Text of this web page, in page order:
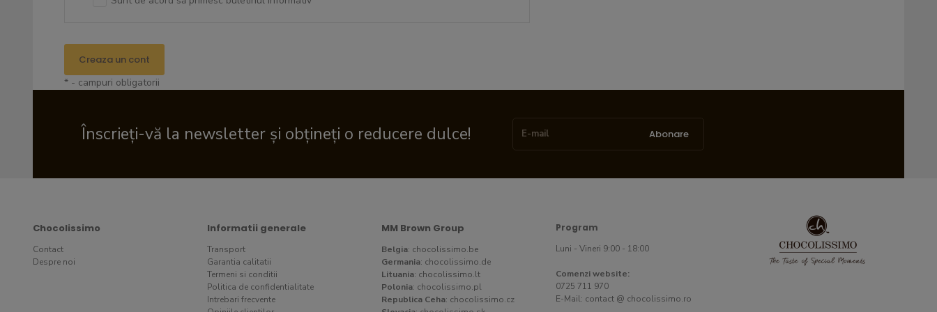
Creaza un cont
* - campuri obligatorii
Înscrieți-vă la newsletter și obțineți o reducere dulce! Abonare
Chocolissimo
Contact
Despre noi
Informatii generale
Transport
Garantia calitatii
Termeni si conditii
Politica de confidentialitate
Intrebari frecvente
MM Brown Group
Belgia: chocolissimo.be
Germania: chocolissimo.de
Lituania: chocolissimo.lt
Polonia: chocolissimo.pl
Republica Ceha: chocolissimo.cz
Program
Luni - Vineri 9:00 - 18:00
Comenzi website:
0725 711 970
E-Mail: contact @ chocolissimo.ro